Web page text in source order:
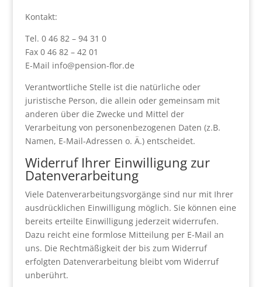
Kontakt:
Tel. 0 46 82 – 94 31 0
Fax 0 46 82 – 42 01
E-Mail info@pension-flor.de
Verantwortliche Stelle ist die natürliche oder
juristische Person, die allein oder gemeinsam mit
anderen über die Zwecke und Mittel der
Verarbeitung von personenbezogenen Daten (z.B.
Namen, E-Mail-Adressen o. Ä.) entscheidet.
Widerruf Ihrer Einwilligung zur
Datenverarbeitung
Viele Datenverarbeitungsvorgänge sind nur mit Ihrer
ausdrücklichen Einwilligung möglich. Sie können eine
bereits erteilte Einwilligung jederzeit widerrufen.
Dazu reicht eine formlose Mitteilung per E-Mail an
uns. Die Rechtmäßigkeit der bis zum Widerruf
erfolgten Datenverarbeitung bleibt vom Widerruf
unberührt.